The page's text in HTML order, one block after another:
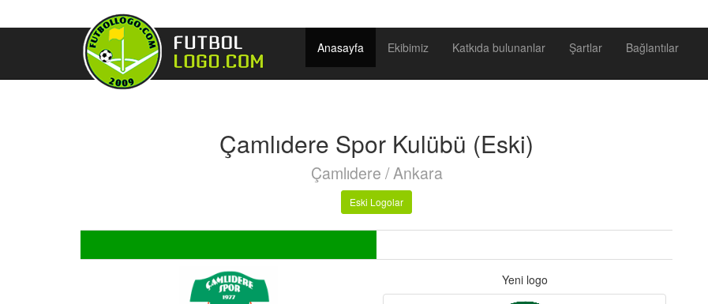
Anasayfa Ekibimiz Katkıda bulunanlar Şartlar Bağlantılar
Çamlıdere Spor Kulübü (Eski)
Çamlıdere / Ankara
Eski Logolar
Yeni logo